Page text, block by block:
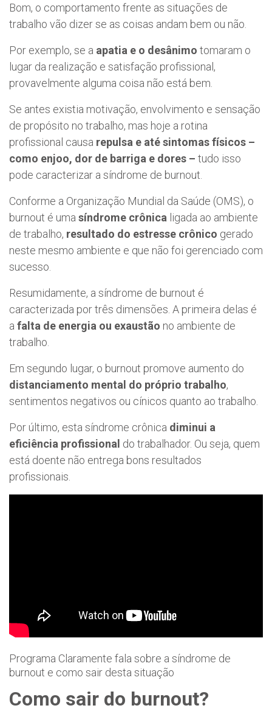
Bom, o comportamento frente as situações de
trabalho vão dizer se as coisas andam bem ou não.
Por exemplo, se a apatia e o desânimo tomaram o
lugar da realização e satisfação profissional,
provavelmente alguma coisa não está bem.
Se antes existia motivação, envolvimento e sensação
de propósito no trabalho, mas hoje a rotina
profissional causa repulsa e até sintomas físicos –
como enjoo, dor de barriga e dores – tudo isso
pode caracterizar a síndrome de burnout.
Conforme a Organização Mundial da Saúde (OMS), o
burnout é uma síndrome crônica ligada ao ambiente
de trabalho, resultado do estresse crônico gerado
neste mesmo ambiente e que não foi gerenciado com
sucesso.
Resumidamente, a síndrome de burnout é
caracterizada por três dimensões. A primeira delas é
a falta de energia ou exaustão no ambiente de
trabalho.
Em segundo lugar, o burnout promove aumento do
distanciamento mental do próprio trabalho,
sentimentos negativos ou cínicos quanto ao trabalho.
Por último, esta síndrome crônica diminui a
eficiência profissional do trabalhador. Ou seja, quem
está doente não entrega bons resultados
profissionais.
Programa Claramente fala sobre a síndrome de
burnout e como sair desta situação
Como sair do burnout?